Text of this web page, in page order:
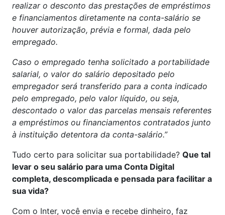
realizar o desconto das prestações de empréstimos
e financiamentos diretamente na conta-salário se
houver autorização, prévia e formal, dada pelo
empregado.
Caso o empregado tenha solicitado a portabilidade
salarial, o valor do salário depositado pelo
empregador será transferido para a conta indicado
pelo empregado, pelo valor líquido, ou seja,
descontado o valor das parcelas mensais referentes
a empréstimos ou financiamentos contratados junto
à instituição detentora da conta-salário.”
Tudo certo para solicitar sua portabilidade? Que tal
levar o seu salário para uma Conta Digital
completa, descomplicada e pensada para facilitar a
sua vida?
Com o Inter, você envia e recebe dinheiro, faz